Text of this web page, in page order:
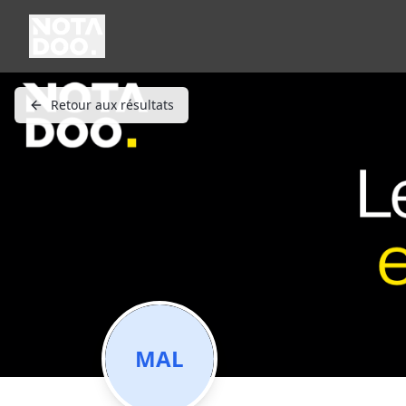
Retour aux résultats
MAL